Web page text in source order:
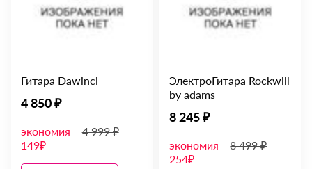
Гитара Dawinci
4 850 ₽
экономия
149₽
4 999 ₽
ЭлектроГитара Rockwill
by adams
8 245 ₽
экономия
254₽
8 499 ₽